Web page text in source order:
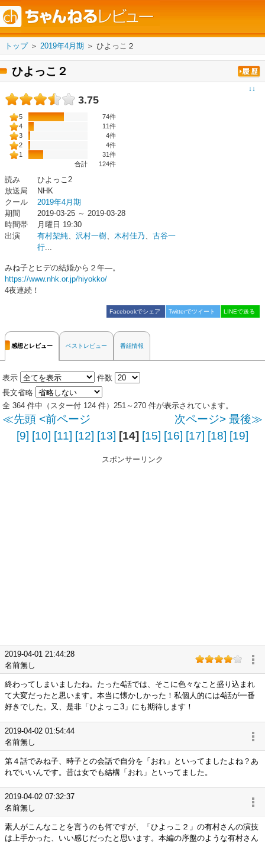
トップ＞ 2019年4月期 ＞ ひよっこ２
ひよっこ２
↓↓
3.75
5
74件
4
11件
3
4件
2
4件
1
31件
合計
124件
読み
ひよっこ2
放送局
NHK
クール
2019年4月期
期間
2019-03-25 ～ 2019-03-28
時間帯
月曜日 19:30
出演
有村架純、 沢村一樹、 木村佳乃、 古谷一
行...
みね子とヒデの結婚から２年―。
https://www.nhk.or.jp/hiyokko/
4夜連続！
Facebookでシェア Twitterでツイート LINEで送る
感想とレビュー ベストレビュー 番組情報
表示
件数
長文省略
全 364 件中（スター付 124 件）251～270 件が表示されています。
≪先頭 <前ページ 次ページ> 最後≫
[9] [10] [11] [12] [13] [14] [15] [16] [17] [18] [19]
スポンサーリンク
2019-04-01 21:44:28
名前無し
終わってしまいましたね。たった4話では、そこに色々なこと盛り込まれ
て大変だったと思います。本当に懐かしかった！私個人的には4話が一番
好きでした。又、是非「ひよっこ3」にも期待します！
2019-04-02 01:54:44
名前無し
第４話でみね子、時子との会話で自分を「おれ」といってましたよね？あ
れでいいんです。昔は女でも結構「おれ」といってました。
2019-04-02 07:32:37
名前無し
素人がこんなことを言うのも何ですが、「ひよっこ２」の有村さんの演技
は上手かった、いい感じだったと思います。本編の序盤のような有村さん